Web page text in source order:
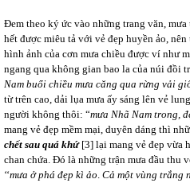
Đem theo ký ức vào những trang văn,
hết được miêu tả với vẻ đẹp huyền ảo,
hình ảnh của cơn mưa chiều được ví như
ngang qua không gian bao la của núi đồi
Nam buổi chiều mưa căng qua rừng vải
từ trên cao, dải lụa mưa ấy sáng lên vẻ
người không thôi: “mưa Nhã Nam trong,
mang vẻ đẹp mềm mại, duyên dáng thì
chết sau quá khứ [3] lại mang vẻ đẹp vừa
chan chứa. Đó là những trận mưa đầu thu
‘‘mưa ở phá đẹp kì ảo. Cả một vùng trắng